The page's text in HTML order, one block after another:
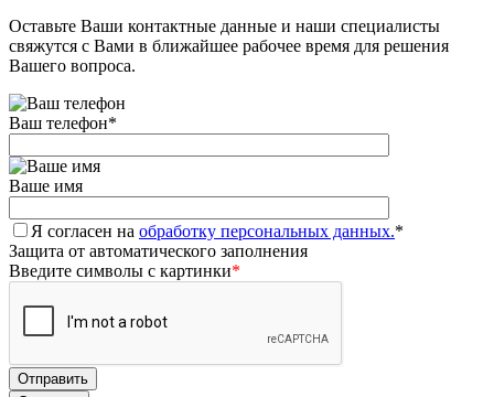
Оставьте Ваши контактные данные и наши специалисты
свяжутся с Вами в ближайшее рабочее время для решения
Вашего вопроса.
Ваш телефон*
Ваше имя
Я согласен на обработку персональных данных.*
Защита от автоматического заполнения
Введите символы с картинки*